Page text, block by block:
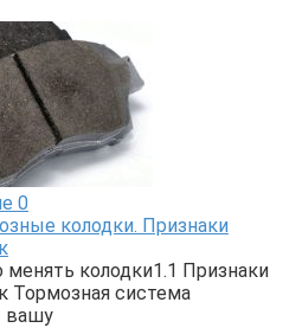
0
колодки. Признаки
колодки1.1 Признаки
Тормозная система
вашу